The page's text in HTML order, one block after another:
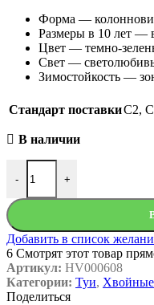
Форма —
Размеры в 10 лет —
Цвет — темно-
Свет —
Зимостойкость —
Стандарт поставкиС2,
В наличии
-
Количество товара Туя
+
Добавить в список
6 Смотрят этот товар
Артикул: HV000608
Категории: Туи, Хвойные
Поделиться